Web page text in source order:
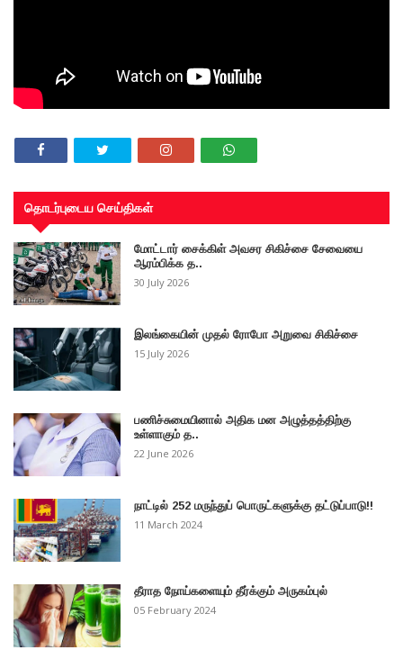
தொடர்புடைய செய்திகள்
மோட்டார் சைக்கிள் அவசர சிகிச்சை சேவையை
ஆரம்பிக்க த..
30 July 2026
இலங்கையின் முதல் ரோபோ அறுவை சிகிச்சை
15 July 2026
பணிச்சுமையினால் அதிக மன அழுத்தத்திற்கு
உள்ளாகும் த..
22 June 2026
நாட்டில் 252 மருந்துப் பொருட்களுக்கு தட்டுப்பாடு!!
11 March 2024
தீராத நோய்களையும் தீர்க்கும் அருகம்புல்
05 February 2024